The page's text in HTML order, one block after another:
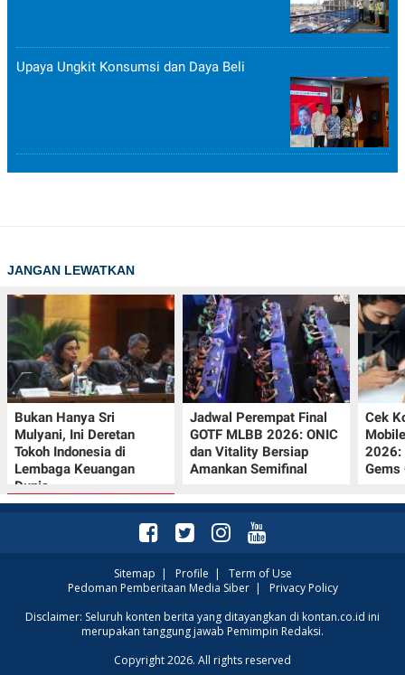
Upaya Ungkit Konsumsi dan Daya Beli
JANGAN LEWATKAN
Bukan Hanya Sri
Mulyani, Ini Deretan
Tokoh Indonesia di
Lembaga Keuangan
Dunia
Jadwal Perempat Final
GOTF MLBB 2026: ONIC
dan Vitality Bersiap
Amankan Semifinal
Cek
2026:
Gems
Promo JSM Superindo
7–9 Agustus 2026,
Rp37.900 hingga Buah
Sitemap | Profile | Term of Use
Pedoman Pemberitaan Media Siber| Privacy Policy
Disclaimer: Seluruh konten berita yang ditayangkan di kontan.co.id ini
merupakan tanggung jawab Pemimpin Redaksi.
Copyright 2026. All rights reserved